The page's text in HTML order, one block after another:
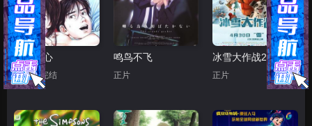
天使之心
第50集完结
鸣鸟不飞
正片
冰雪大作战2（原声版）
正片